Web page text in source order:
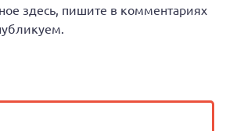
здесь, пишите в комментариях